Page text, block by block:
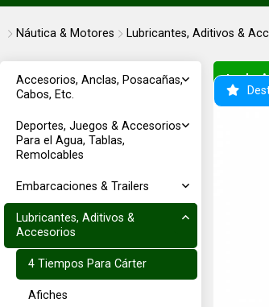
Náutica & Motores Lubricantes, Aditivos &
Accesorios, Anclas, Posacañas,
Cabos, Etc.
Deportes, Juegos & Accesorios
Para el Agua, Tablas,
Remolcables
Embarcaciones & Trailers
Lubricantes, Aditivos &
Accesorios
4 Tiempos Para Cárter
Afiches
Blend Catalyst 4 tiempos